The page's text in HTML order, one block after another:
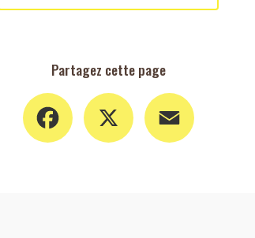
Partagez cette page
Facebook